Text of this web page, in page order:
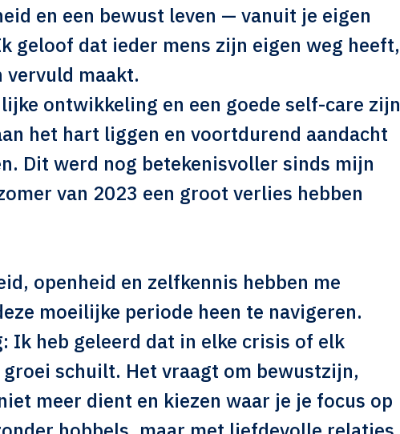
en een bewust leven — vanuit je eigen
geloof dat ieder mens zijn eigen weg heeft,
vervuld maakt.
ontwikkeling en een goede self-care zijn
het hart liggen en voortdurend aandacht
Dit werd nog betekenisvoller sinds mijn
van 2023 een groot verlies hebben
openheid en zelfkennis hebben me
moeilijke periode heen te navigeren.
Ik heb geleerd dat in elke crisis of elk
schuilt. Het vraagt om bewustzijn,
meer dient en kiezen waar je je focus op